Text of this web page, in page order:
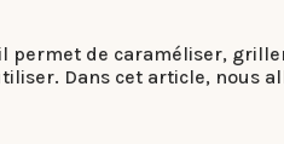
permet de caraméliser,
Dans cet article,